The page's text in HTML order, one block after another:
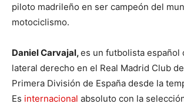
piloto madrileño en ser campeón del
motociclismo.
Daniel Carvajal,es un futbolista español
lateral derecho en el Real Madrid Club
Primera División de España desde la
Es internacional absoluto con la